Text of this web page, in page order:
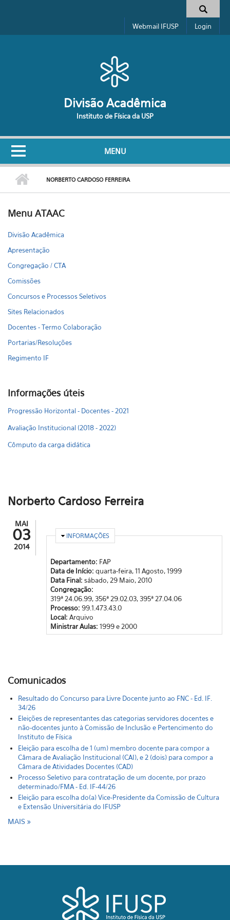
Formulário de busca
Webmail IFUSP Login
Divisão Acadêmica
Instituto de Física da USP
MENU
NORBERTO CARDOSO FERREIRA
Menu ATAAC
Divisão Acadêmica
Apresentação
Congregação / CTA
Comissões
Concursos e Processos Seletivos
Sites Relacionados
Docentes - Termo Colaboração
Portarias/Resoluções
Regimento IF
Informações úteis
Progressão Horizontal - Docentes - 2021
Avaliação Institucional (2018 - 2022)
Cômputo da carga didática
Norberto Cardoso Ferreira
MAI
03
2014
OCULTAR
INFORMAÇÕES
Departamento: FAP
Data de Início: quarta-feira, 11 Agosto, 1999
Data Final: sábado, 29 Maio, 2010
Congregação:
319ª 24.06.99, 356ª 29.02.03, 395ª 27.04.06
Processo: 99.1.473.43.0
Local: Arquivo
Ministrar Aulas: 1999 e 2000
Comunicados
Resultado do Concurso para Livre Docente junto ao FNC - Ed. IF.
34/26
Eleições de representantes das categorias servidores docentes e
não-docentes junto à Comissão de Inclusão e Pertencimento do
Instituto de Física
Eleição para escolha de 1 (um) membro docente para compor a
Câmara de Avaliação Institucional (CAI), e 2 (dois) para compor a
Câmara de Atividades Docentes (CAD)
Processo Seletivo para contratação de um docente, por prazo
determinado/FMA - Ed. IF-44/26
Eleição para escolha do(a) Vice-Presidente da Comissão de Cultura
e Extensão Universitária do IFUSP
MAIS